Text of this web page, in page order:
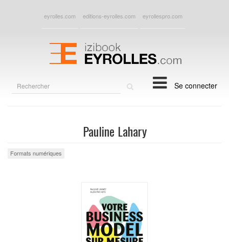
eyrolles.com editions-eyrolles.com eyrollespro.com
Se connecter
Pauline Lahary
Formats numériques